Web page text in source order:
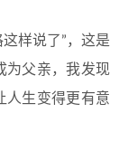
样说了”，这是
为父亲，我发现
人生变得更有意